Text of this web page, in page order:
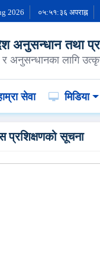
2026 ०५:५१:३६ अपराह्न
अनुसन्धान तथा
अनुसन्धानका लागि
सेवा मिडिया
प्रशिक्षणको सूचना